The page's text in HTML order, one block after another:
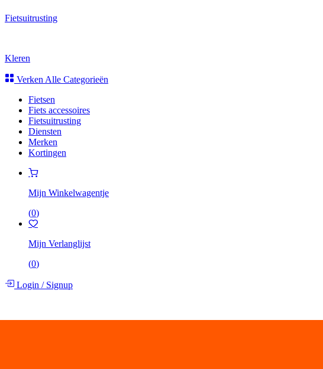
Fietsuitrusting
Kleren
Verken Alle Categorieën
Fietsen
Fiets accessoires
Fietsuitrusting
Diensten
Merken
Kortingen
Mijn Winkelwagentje
(0)
Mijn Verlanglijst
(0)
Login /Signup